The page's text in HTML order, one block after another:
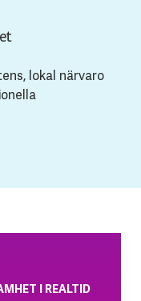
lokal närvaro
I REALTID